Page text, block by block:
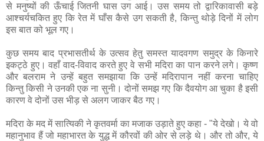
से मनुष्यों की ऊँचाई जितनी घास उग आई। उस समय तो द्वारिकावासी बड़े
आश्चर्यचकित हुए कि रेत में घाँस कैसे उग सकती है, किन्तु थोड़े दिनों में लोग
इस बात को भूल गए।
कुछ समय बाद प्रभासतीर्थ के उत्सव हेतु समस्त यादवगण समुद्र के किनारे
इकट्ठे हुए। वहाँ वाद-विवाद करते हुए वे सभी मदिरा का पान करने लगे। कृष्ण
और बलराम ने उन्हें बहुत समझाया कि उन्हें मदिरापान नहीं करना चाहिए
किन्तु किसी ने उनकी एक ना सुनी। दोनों समझ गए कि दैवयोग आ चुका है इसी
कारण वे दोनों उस भीड़ से अलग जाकर बैठ गए।
मदिरा के मद में सात्यिकी ने कृतवर्मा का मजाक उड़ाते हुए कहा - "ये देखो। ये वो
महानुभाव हैं जो महाभारत के युद्ध में कौरवों की ओर से लड़े थे। और तो और, ये